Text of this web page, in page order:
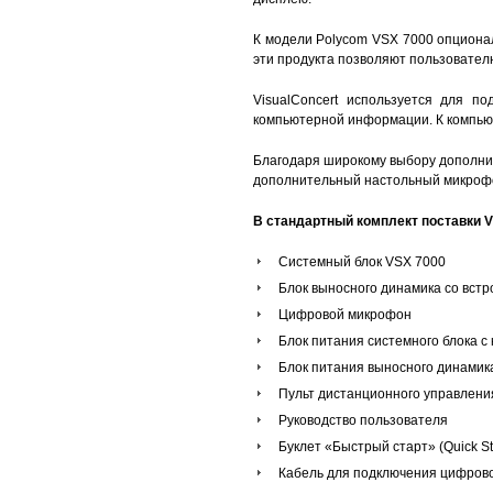
К модели Polycom VSX 7000
эти продукта позволяют
VisualConcert используется для
компьютерной информации. К
Благодаря широкому выбору
дополнительный настольный
В стандартный комплект поставки
Системный блок VSX 7000
Блок выносного динамика со
Цифровой микрофон
Блок питания системного блока с
Блок питания выносного
Пульт дистанционного
Руководство пользователя
Буклет «Быстрый старт» (Quick
Кабель для подключения